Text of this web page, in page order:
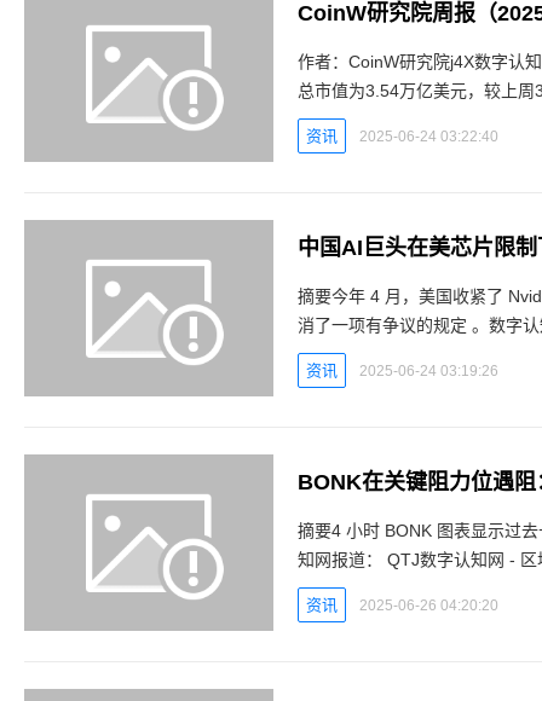
​CoinW研究院周报（
作者：CoinW研究院j4X数字认知网 -
总市值为3.54万亿美元，较上
至发稿，美国比特币现货ETF累
资讯 2025-06-24 03:22:40
中国AI巨头在美芯片限
摘要今年 4 月，美国收紧了
消了一项有争议的规定 。数字认知网报道： 在中国科技行业，腾
使面对美国对关键半导体的出
资讯 2025-06-24 03:19:26
BONK在关键阻力位遇
摘要4 小时 BONK 图表显示过
知网报道： QTJ数字认知网 - 区块链数字货币实时行情平台 五月份趋势线支撑至关重要。短
资讯 2025-06-26 04:20:20